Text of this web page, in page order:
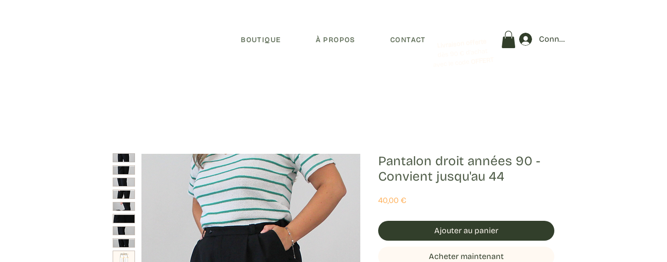
BOUTIQUE À PROPOS CONTACT Connexion
Pantalon droit années 90 -
Convient jusqu'au 44
40,00 €
Ajouter au panier
Acheter maintenant